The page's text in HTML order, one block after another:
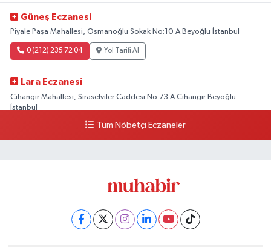
Güneş Eczanesi
Piyale Paşa Mahallesi, Osmanoğlu Sokak No:10 A Beyoğlu İstanbul
0 (212) 235 72 04 Yol Tarifi Al
Lara Eczanesi
Cihangir Mahallesi, Sıraselviler Caddesi No:73 A Cihangir Beyoğlu
İstanbul
Yol Tarifi Al
Tüm Nöbetçi Eczaneler